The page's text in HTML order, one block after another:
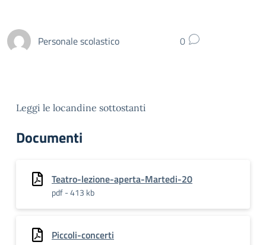
Personale scolastico 0
Leggi le locandine sottostanti
Documenti
Teatro-lezione-aperta-Martedi-20
pdf - 413 kb
Piccoli-concerti